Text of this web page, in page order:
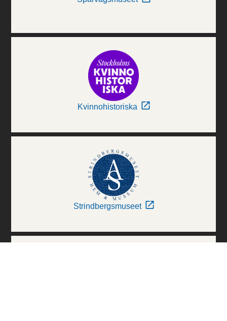
Kvinnohistoriska
Strindbergsmuseet